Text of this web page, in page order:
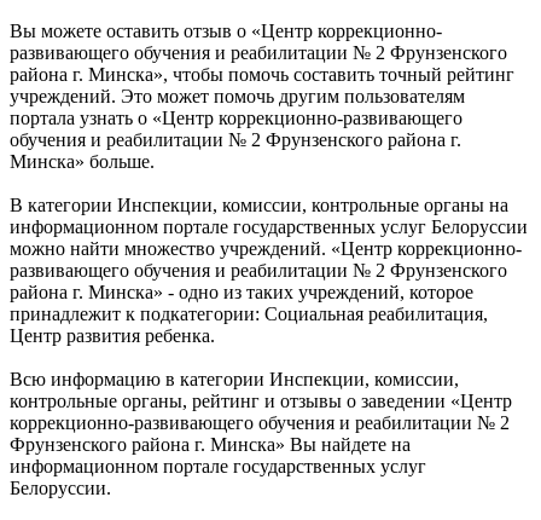
Вы можете оставить отзыв о «Центр коррекционно-
развивающего обучения и реабилитации № 2 Фрунзенского
района г. Минска», чтобы помочь составить точный рейтинг
учреждений. Это может помочь другим пользователям
портала узнать о «Центр коррекционно-развивающего
обучения и реабилитации № 2 Фрунзенского района г.
Минска» больше.
В категории Инспекции, комиссии, контрольные органы на
информационном портале государственных услуг Белоруссии
можно найти множество учреждений. «Центр коррекционно-
развивающего обучения и реабилитации № 2 Фрунзенского
района г. Минска» - одно из таких учреждений, которое
принадлежит к подкатегории: Социальная реабилитация,
Центр развития ребенка.
Всю информацию в категории Инспекции, комиссии,
контрольные органы, рейтинг и отзывы о заведении «Центр
коррекционно-развивающего обучения и реабилитации № 2
Фрунзенского района г. Минска» Вы найдете на
информационном портале государственных услуг
Белоруссии.